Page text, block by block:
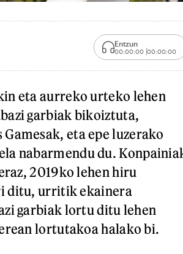
Entzun
00:00:00 00:00:00
eta aurreko urteko lehen
garbiak bikoiztuta,
eta epe luzerako
nabarmendu du.
2019ko lehen hiru
ditu, urritik ekainera
garbiak lortu ditu lehen
lortutakoa halako bi.